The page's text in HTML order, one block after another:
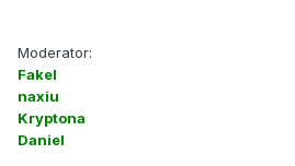
Moderator:
Fakel
naxiu
Kryptona
Daniel